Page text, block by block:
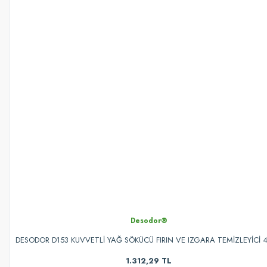
Desodor®
DESODOR D153 KUVVETLİ YAĞ SÖKÜCÜ FIRIN VE IZGARA TEMİZLEYİCİ
1.312,29 TL